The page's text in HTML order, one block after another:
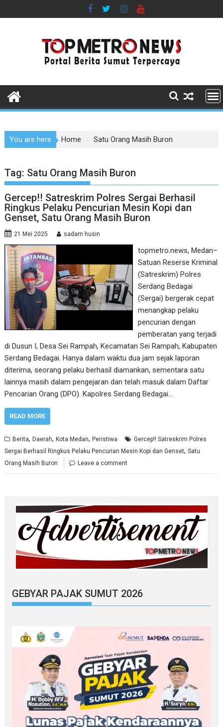
to
You are here Home Satu Orang Masih Buron
Tag: Satu Orang Masih Buron
Gercep!! Satreskrim Polres Sergai Berhasil
Ringkus Pelaku Pencurian Mesin Kopi dan
Genset, Satu Orang Masih Buron
21 Mei 2025 sadam husin
topmetro.news, Medan–
Satuan Reserse Kriminal
(Satreskrim) Polres
Serdang Bedagai
(Sergai) bergerak cepat
menangkap pelaku
pencurian dengan
pemberatan yang terjadi
di Dusun I, Desa Sei Rampah, Kecamatan Sei Rampah, Kabupaten
Serdang Bedagai. Hanya dalam waktu dua jam sejak laporan
diterima, seorang pelaku berhasil diamankan, sementara satu
lainnya masih dalam pengejaran dan telah masuk dalam Daftar
Pencarian Orang (DPO). Kapolres Serdang Bedagai…
READ MORE
Berita,Daerah,Kota Medan,Peristiwa
Gercep!! Satreskrim Polres
Sergai Berhasil Ringkus Pelaku Pencurian Mesin Kopi dan Genset,Satu
Orang Masih Buron
Leave a comment
GEBYAR PAJAK SUMUT 2026